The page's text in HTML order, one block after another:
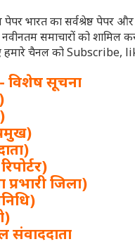
भारत का सर्वश्रेष्ठ पेपर
समाचारों को
हमारे चैनल को Subscribe,
विशेष सूचना
प्रभारी जिला)
संवाददाता